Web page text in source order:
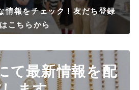
情報をチェック！友だち登録
はこちらから
て最新情報を配